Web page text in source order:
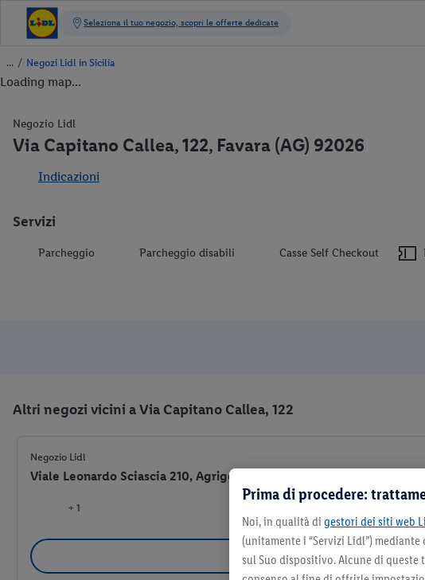
/ Negozi Lidl in Sicilia
Loading map...
Negozio Lidl
Via Capitano Callea, 122, Favara (AG) 92026
Indicazioni
Servizi
Parcheggio Parcheggio disabili Casse Self Checkout
Altri negozi vicini a Via Capitano Callea, 122
Negozio Lidl
Viale Leonardo Sciascia 210, Agrigento (AG) 92100
+ 1
Seleziona come
Prima di procedere:
Noi, in qualità di gestori dei siti web
(unitamente i “Servizi Lidl”)
sul Suo dispositivo. Alcune di